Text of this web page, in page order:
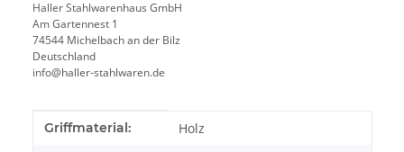
Haller Stahlwarenhaus GmbH
Am Gartennest 1
74544 Michelbach an der Bilz
Deutschland
info@haller-stahlwaren.de
Produkteigenschaft
Wert
Griffmaterial: Holz